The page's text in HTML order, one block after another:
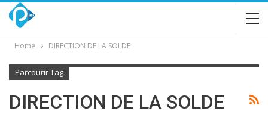
Home DIRECTION DE LA SOLDE
Parcourir Tag
DIRECTION DE LA SOLDE